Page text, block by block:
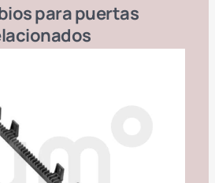
para puertas